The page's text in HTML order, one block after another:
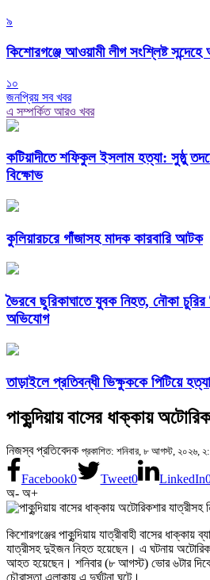
৯
কিশোরগঞ্জে আওয়ামী লীগ সংশ্লিষ্ট
১০
জনপ্রিয় সব খবর
এ সম্পর্কিত আরও খবর
কটিয়াদীতে শফিকুল ইসলাম হত্যা: সুষ্ঠু
বিক্ষোভ
কুলিয়ারচরে গাঁজাসহ মাদক কারবারি আটক
ভৈরবে ছুরিকাঘাতে যুবক নিহত, নৌকা
অভিযোগ
তাড়াইলে প্রতিবন্ধী ভিক্ষুককে পিটিয়ে
পাকুন্দিয়ায় বাসের ধাক্কায়
নিজস্ব প্রতিবেদক প্রকাশিত: শনিবার, ৮ আগস্ট, ২০২৬,
Facebook0 Tweet0 LinkedIn
অ- অ+
কিশোরগঞ্জের পাকুন্দিয়ায় যাত্রীবাহী বাসের ধাক্কায়
যাত্রীসহ দুইজন নিহত হয়েছেন। এ ঘটনায়
আহত হয়েছেন। শনিবার (৮ আগস্ট) ভোর ৬টার দিকে